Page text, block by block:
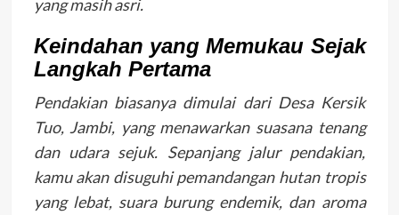
yang masih asri.
Keindahan yang Memukau Sejak
Langkah Pertama
Pendakian biasanya dimulai dari Desa Kersik
Tuo, Jambi, yang menawarkan suasana tenang
dan udara sejuk. Sepanjang jalur pendakian,
kamu akan disuguhi pemandangan hutan tropis
yang lebat, suara burung endemik, dan aroma